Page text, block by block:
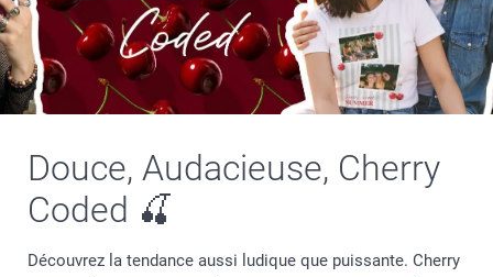
Douce, Audacieuse, Cherry
Coded 🍒
Découvrez la tendance aussi ludique que puissante. Cherry